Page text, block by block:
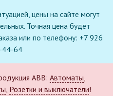
цены на сайте могут
Точная цена будет
или по телефону: +7 926
44-64
ABB: Автоматы,
, Розетки и выключатели!